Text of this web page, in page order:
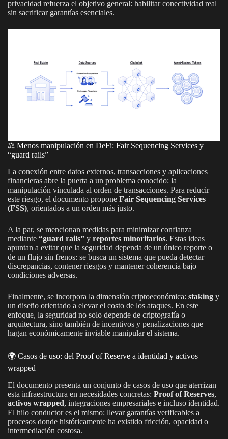
privacidad refuerza el objetivo general: habilitar conectividad real
sin sacrificar garantías esenciales.
⚖️ Menos manipulación en DeFi: Fair Sequencing Services y
“guard rails”
La conexión entre datos externos, transacciones y aplicaciones
financieras abre la puerta a un problema conocido: la
manipulación vinculada al orden de transacciones. Para reducir
este riesgo, el documento propone Fair Sequencing Services
(FSS), orientados a un orden más justo.
A la par, se mencionan medidas para minimizar confianza
mediante “guard rails” y reportes minoritarios. Estas ideas
apuntan a evitar que la seguridad dependa de un único reporte o
de un flujo sin frenos: se busca un sistema que pueda detectar
discrepancias, contener riesgos y mantener coherencia bajo
condiciones adversas.
Finalmente, se incorpora la dimensión criptoeconómica: staking y
un diseño orientado a elevar el costo de los ataques. En este
enfoque, la seguridad no solo depende de criptografía o
arquitectura, sino también de incentivos y penalizaciones que
hagan económicamente inviable manipular el sistema.
🌍 Casos de uso: del Proof of Reserve a identidad y activos
wrapped
El documento presenta un conjunto de casos de uso que aterrizan
esta infraestructura en necesidades concretas: Proof of Reserves,
activos wrapped, integraciones empresariales e incluso identidad.
El hilo conductor es el mismo: llevar garantías verificables a
procesos donde históricamente ha existido fricción, opacidad o
intermediación costosa.